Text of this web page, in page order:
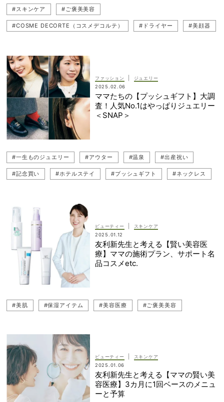
#ジュエリー
#ROLEX（ロレックス）
#一生ものジュエリー
#Breitling（ブライトリング）
#スキンケア #ご褒美美容
#COSME DECORTE（コスメデコルテ） #ドライヤー #美顔器
#ギフト（プレゼント）
#プッシュギフト ファッション
ジュエリー
2025.02.06
ママたちの【プッシュギフト】大調
査！人気No.1はやっぱりジュエリー
＜SNAP＞
#一生ものジュエリー #アウター #温泉 #出産祝い
#記念買い #ホテルステイ #プッシュギフト #ネックレス
#ギフト（プレゼント）
#産後ママ #スナップ（SNAP） #ブランドシューズ
ビューティー
スキンケア
2025.01.12
友利新先生と考える【賢い美容医
療】ママの施術プラン、サポート名
品コスメetc.
#美肌 #保湿アイテム #美容医療 #ご褒美美容
ビューティー
スキンケア
2025.01.06
友利新先生と考える【ママの賢い美
容医療】3カ月に1回ベースのメニュ
ーと予算